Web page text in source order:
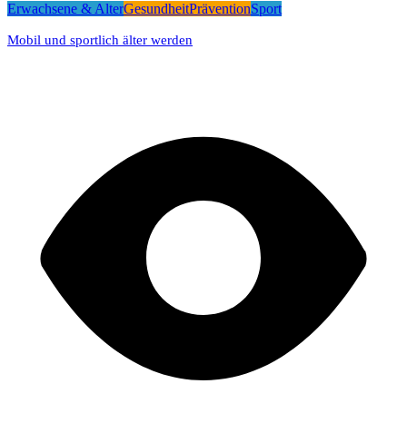
Erwachsene & AlterGesundheitPräventionSport
Mobil und sportlich älter werden